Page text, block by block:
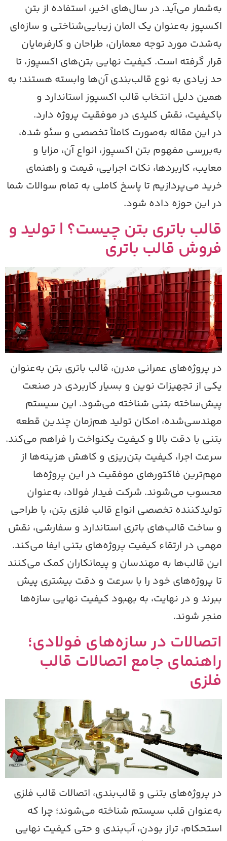
می‌آید. در سال‌های اخیر، استفاده از بتن
به‌عنوان یک المان زیبایی‌شناختی و سازه‌ای
مورد توجه معماران، طراحان و کارفرمایان
گرفته است. کیفیت نهایی بتن‌های اکسپوز، تا
زیادی به نوع قالب‌بندی آن‌ها وابسته هستند؛ به
دلیل انتخاب قالب اکسپوز استاندارد و
نقش کلیدی در موفقیت پروژه دارد.
این مقاله به‌صورت کاملاً تخصصی و سئو شده،
مفهوم بتن اکسپوز، انواع آن، مزایا و
کاربردها، نکات اجرایی، قیمت و راهنمای
می‌پردازیم تا پاسخ کاملی به تمام سوالات شما
این حوزه داده شود.
باتری بتن چیست؟ | تولید و
قالب باتری
پروژه‌های عمرانی مدرن، قالب باتری بتن به‌عنوان
از تجهیزات نوین و بسیار کاربردی در صنعت
بتنی شناخته می‌شود. این سیستم
امکان تولید هم‌زمان چندین قطعه
با دقت بالا و کیفیت یکنواخت را فراهم می‌کند.
اجرا، کیفیت بتن‌ریزی و کاهش هزینه‌ها از
فاکتورهای موفقیت در این پروژه‌ها
می‌شوند. شرکت فیدار فولاد، به‌عنوان
تخصصی انواع قالب فلزی بتن، با طراحی
ساخت قالب‌های باتری استاندارد و سفارشی، نقش
در ارتقاء کیفیت پروژه‌های بتنی ایفا می‌کند.
قالب‌ها به مهندسان و پیمانکاران کمک می‌کنند
پروژه‌های خود را با سرعت و دقت بیشتری پیش
و در نهایت، به بهبود کیفیت نهایی سازه‌ها
شوند.
در سازه‌های فولادی؛
جامع اتصالات قالب
پروژه‌های بتنی و قالب‌بندی، اتصالات قالب فلزی
قلب سیستم شناخته می‌شوند؛ چرا که
تراز بودن، آب‌بندی و حتی کیفیت نهایی